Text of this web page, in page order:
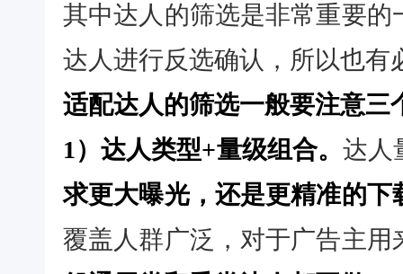
其中达人的筛选是非常重要
达人进行反选确认，所以也
适配达人的筛选一般要注意三
1）达人类型+量级组合。 达人
求更大曝光，还是更精准的下
覆盖人群广泛，对于广告主